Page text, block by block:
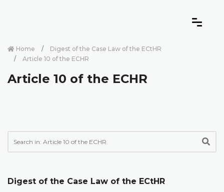
Home
Digest of the Case Law of the ECtHR
Article 10 of the ECHR
Article 10 of the ECHR
Digest of the Case Law of the ECtHR